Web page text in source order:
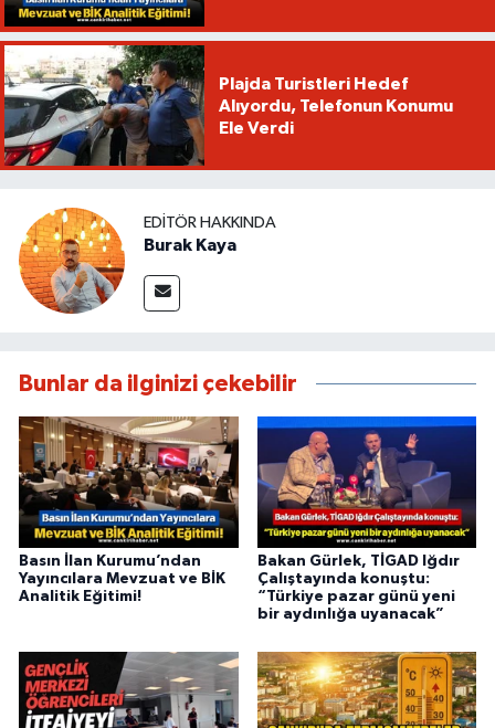
Plajda Turistleri Hedef
Alıyordu, Telefonun Konumu
Ele Verdi
EDITÖR HAKKINDA
Burak Kaya
Bunlar da ilginizi çekebilir
Basın İlan Kurumu’ndan
Yayıncılara Mevzuat ve BİK
Analitik Eğitimi!
Bakan Gürlek, TİGAD Iğdır
Çalıştayında konuştu:
“Türkiye pazar günü yeni
bir aydınlığa uyanacak”